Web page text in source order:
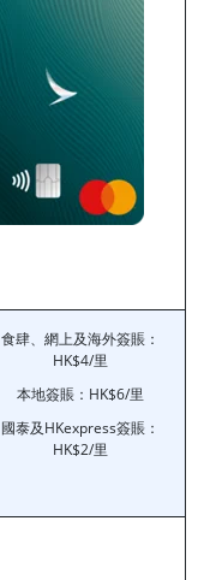
食肆、網上及海外簽賬：
HK$4/里
本地簽賬：HK$6/里
國泰及HKexpress簽賬：
HK$2/里